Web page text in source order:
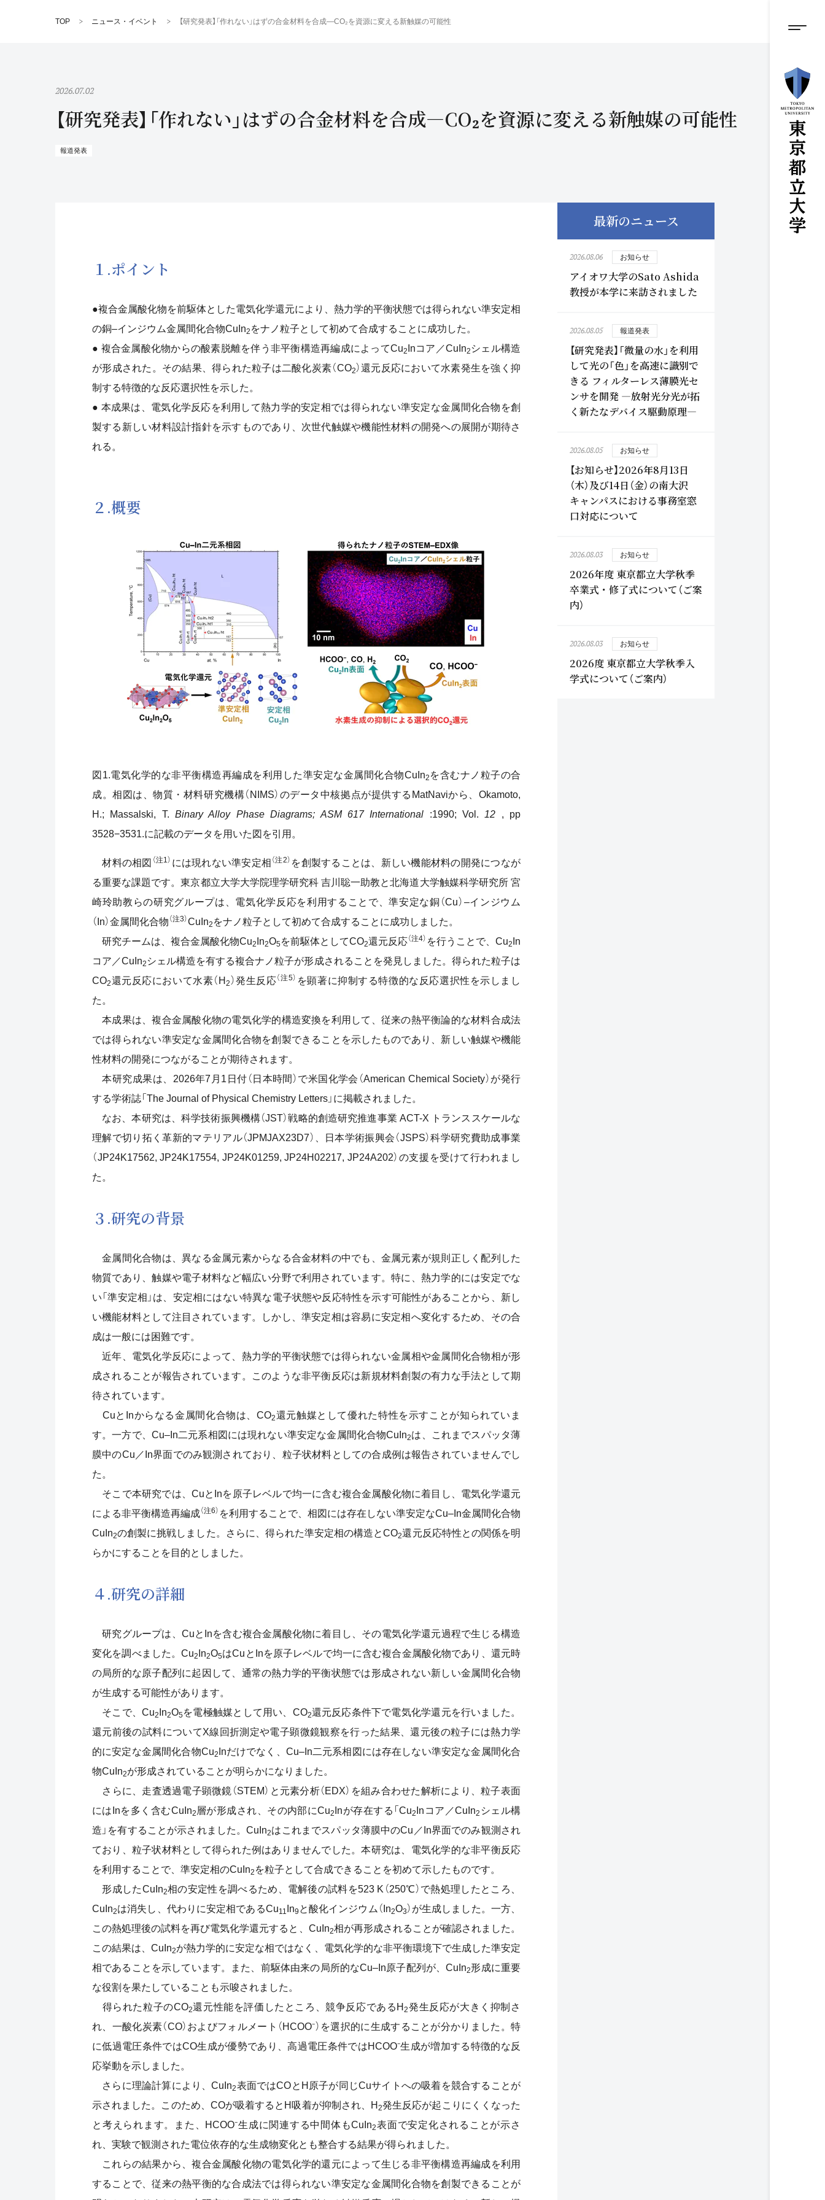
ン
ン
ツ
に
ス
キ
ッ
プ
メニ
TOP ニュース・イベント 【研究発表】「作れない」はずの合金材料を合成—CO₂を資源に変える新触媒の可能性
2026.07.02
【研究発表】「作れない」はずの合金材料を合成—CO₂を資源に変える新触媒の可能性
報道発表
１.ポイント
●複合金属酸化物を前駆体とした電気化学還元により、熱力学的平衡状態では得られない準安定相
の銅–インジウム金属間化合物CuIn2 をナノ粒子として初めて合成することに成功した。
● 複合金属酸化物からの酸素脱離を伴う非平衡構造再編成によってCu2 Inコア／CuIn2 シェル構造
が形成された。その結果、得られた粒子は二酸化炭素（CO2 ）還元反応において水素発生を強く抑
制する特徴的な反応選択性を示した。
● 本成果は、電気化学反応を利用して熱力学的安定相では得られない準安定な金属間化合物を創
製する新しい材料設計指針を示すものであり、次世代触媒や機能性材料の開発への展開が期待さ
れる。
２.概要
図1.電気化学的な非平衡構造再編成を利用した準安定な金属間化合物CuIn2 を含むナノ粒子の合
成。相図は、物質・材料研究機構（NIMS）のデータ中核拠点が提供するMatNaviから、Okamoto,
H.; Massalski, T.Binary Alloy Phase Diagrams; ASM 617 International :1990; Vol. 12 , pp
3528−3531.に記載のデータを用いた図を引用。
材料の相図 （注1） には現れない準安定相 （注2） を創製することは、新しい機能材料の開発につなが
る重要な課題です。東京都立大学大学院理学研究科 吉川聡一助教と北海道大学触媒科学研究所 宮
崎玲助教らの研究グループは、電気化学反応を利用することで、準安定な銅（Cu）–インジウム
（In）金属間化合物 （注3）CuIn2 をナノ粒子として初めて合成することに成功しました。
研究チームは、複合金属酸化物Cu2 In2O5を前駆体としてCO2還元反応（注4） を行うことで、Cu2 In
コア／CuIn2 シェル構造を有する複合ナノ粒子が形成されることを発見しました。得られた粒子は
CO2還元反応において水素（H 2 ）発生反応（注5） を顕著に抑制する特徴的な反応選択性を示しまし
た。
本成果は、複合金属酸化物の電気化学的構造変換を利用して、従来の熱平衡論的な材料合成法
では得られない準安定な金属間化合物を創製できることを示したものであり、新しい触媒や機能
性材料の開発につながることが期待されます。
本研究成果は、2026年7月1日付（日本時間）で米国化学会（American Chemical Society）が発行
する学術誌「The Journal of Physical Chemistry Letters」に掲載されました。
なお、本研究は、科学技術振興機構（JST）戦略的創造研究推進事業 ACT-X トランススケールな
理解で切り拓く革新的マテリアル（JPMJAX23D7）、日本学術振興会（JSPS）科学研究費助成事業
（JP24K17562, JP24K17554, JP24K01259, JP24H02217, JP24A202）の支援を受けて行われまし
た。
３.研究の背景
金属間化合物は、異なる金属元素からなる合金材料の中でも、金属元素が規則正しく配列した
物質であり、触媒や電子材料など幅広い分野で利用されています。特に、熱力学的には安定でな
い「準安定相」は、安定相にはない特異な電子状態や反応特性を示す可能性があることから、新し
い機能材料として注目されています。しかし、準安定相は容易に安定相へ変化するため、その合
成は一般には困難です。
近年、電気化学反応によって、熱力学的平衡状態では得られない金属相や金属間化合物相が形
成されることが報告されています。このような非平衡反応は新規材料創製の有力な手法として期
待されています。
CuとInからなる金属間化合物は、CO2還元触媒として優れた特性を示すことが知られていま
す。一方で、Cu–In二元系相図には現れない準安定な金属間化合物CuIn2は、これまでスパッタ薄
膜中のCu／In界面でのみ観測されており、粒子状材料としての合成例は報告されていませんでし
た。
そこで本研究では、CuとInを原子レベルで均一に含む複合金属酸化物に着目し、電気化学還元
による非平衡構造再編成（注6） を利用することで、相図には存在しない準安定なCu–In金属間化合物
CuIn2の創製に挑戦しました。さらに、得られた準安定相の構造とCO2還元反応特性との関係を明
らかにすることを目的としました。
４.研究の詳細
研究グループは、CuとInを含む複合金属酸化物に着目し、その電気化学還元過程で生じる構造
変化を調べました。Cu2 In2O5はCuとInを原子レベルで均一に含む複合金属酸化物であり、還元時
の局所的な原子配列に起因して、通常の熱力学的平衡状態では形成されない新しい金属間化合物
が生成する可能性があります。
そこで、Cu2 In2O5を電極触媒として用い、CO2還元反応条件下で電気化学還元を行いました。
還元前後の試料についてX線回折測定や電子顕微鏡観察を行った結果、還元後の粒子には熱力学
的に安定な金属間化合物Cu2 Inだけでなく、Cu–In二元系相図には存在しない準安定な金属間化合
物CuIn2が形成されていることが明らかになりました。
さらに、走査透過電子顕微鏡（STEM）と元素分析（EDX）を組み合わせた解析により、粒子表面
にはInを多く含むCuIn2 層が形成され、その内部にCu2 Inが存在する「Cu2 Inコア／CuIn2 シェル構
造」を有することが示されました。CuIn2はこれまでスパッタ薄膜中のCu／In界面でのみ観測され
ており、粒子状材料として得られた例はありませんでした。本研究は、電気化学的な非平衡反応
を利用することで、準安定相のCuIn2 を粒子として合成できることを初めて示したものです。
形成したCuIn2相の安定性を調べるため、電解後の試料を523 K（250℃）で熱処理したところ、
CuIn2は消失し、代わりに安定相であるCu11 In9 と酸化インジウム（In2O3 ）が生成しました。一方、
この熱処理後の試料を再び電気化学還元すると、CuIn2相が再形成されることが確認されました。
この結果は、CuIn2が熱力学的に安定な相ではなく、電気化学的な非平衡環境下で生成した準安定
相であることを示しています。また、前駆体由来の局所的なCu–In原子配列が、CuIn2形成に重要
な役割を果たしていることも示唆されました。
得られた粒子のCO2還元性能を評価したところ、競争反応であるH2発生反応が大きく抑制さ
れ、一酸化炭素（CO）およびフォルメート（HCOO⁻）を選択的に生成することが分かりました。特
に低過電圧条件ではCO生成が優勢であり、高過電圧条件ではHCOO⁻生成が増加する特徴的な反
応挙動を示しました。
さらに理論計算により、CuIn2表面ではCOとH原子が同じCuサイトへの吸着を競合することが
示されました。このため、COが吸着するとH吸着が抑制され、H 2発生反応が起こりにくくなった
と考えられます。また、HCOO⁻生成に関連する中間体もCuIn2表面で安定化されることが示さ
れ、実験で観測された電位依存的な生成物変化とも整合する結果が得られました。
これらの結果から、複合金属酸化物の電気化学的還元によって生じる非平衡構造再編成を利用
することで、従来の熱平衡的な合成法では得られない準安定な金属間化合物を創製できることが
最新のニュース
2026.08.06 お知らせ
アイオワ大学のSato Ashida
教授が本学に来訪されました
2026.08.05 報道発表
【研究発表】「微量の水」を利用
して光の「色」を高速に識別で
きる フィルターレス薄膜光セ
ンサを開発 ―放射光分光が拓
く新たなデバイス駆動原理―
2026.08.05 お知らせ
【お知らせ】2026年8月13日
（木）及び14日（金）の南大沢
キャンパスにおける事務室窓
口対応について
2026.08.03 お知らせ
2026年度 東京都立大学秋季
卒業式・修了式について（ご案
内）
2026.08.03 お知らせ
2026度 東京都立大学秋季入
学式について（ご案内）